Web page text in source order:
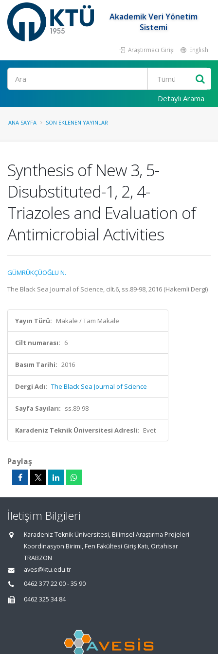
Akademik Veri Yönetim
Sistemi
Araştırmacı Girişi English
Ara
Detaylı Arama
ANA SAYFA SON EKLENEN YAYINLAR
Synthesis of New 3, 5-
Disubstituted-1, 2, 4-
Triazoles and Evaluation of
Antimicrobial Activities
GÜMRÜKÇÜOĞLU N.
The Black Sea Journal of Science, cilt.6, ss.89-98, 2016 (Hakemli Dergi)
Yayın Türü: Makale / Tam Makale
Cilt numarası: 6
Basım Tarihi: 2016
Dergi Adı: The Black Sea Journal of Science
Sayfa Sayıları: ss.89-98
Karadeniz Teknik Üniversitesi Adresli: Evet
Paylaş
İletişim Bilgileri
Karadeniz Teknik Üniversitesi, Bilimsel Araştırma Projeleri
Koordinasyon Birimi, Fen Fakültesi Giriş Katı, Ortahisar
TRABZON
aves@ktu.edu.tr
0462 377 22 00 - 35 90
0462 325 34 84